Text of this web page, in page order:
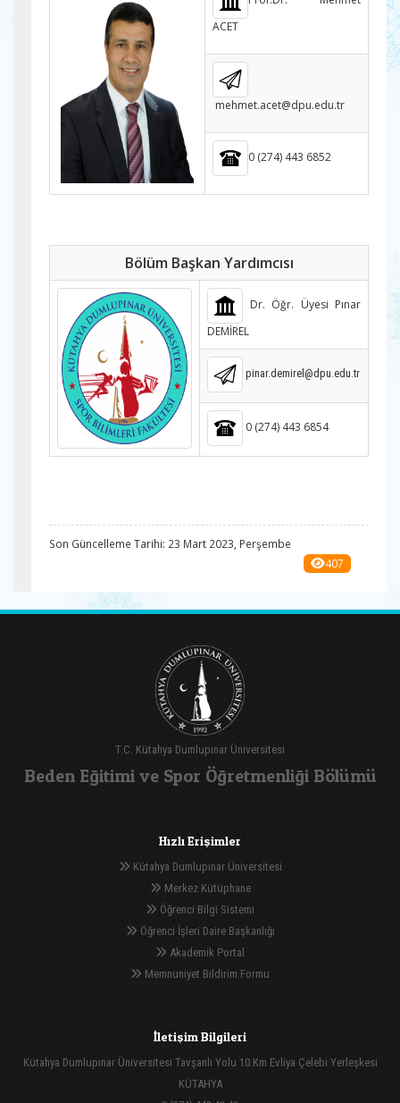
ACET
mehmet.acet@dpu.edu.tr
0 (274) 443 6852
Bölüm Başkan Yardımcısı
Dr. Öğr. Üyesi Pınar
DEMİREL
pinar.demirel@dpu.edu.tr
0 (274) 443 6854
Son Güncelleme Tarihi: 23 Mart 2023, Perşembe
407
T.C. Kütahya Dumlupınar Üniversitesi
Beden Eğitimi ve Spor Öğretmenliği Bölümü
Hızlı Erişimler
Kütahya Dumlupınar Üniversitesi
Merkez Kütüphane
Öğrenci Bilgi Sistemi
Öğrenci İşleri Daire Başkanlığı
Akademik Portal
Memnuniyet Bildirim Formu
İletişim Bilgileri
Kütahya Dumlupınar Üniversitesi Tavşanlı Yolu 10.Km Evliya Çelebi Yerleşkesi
KÜTAHYA